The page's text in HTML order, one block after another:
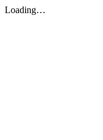
Loading…